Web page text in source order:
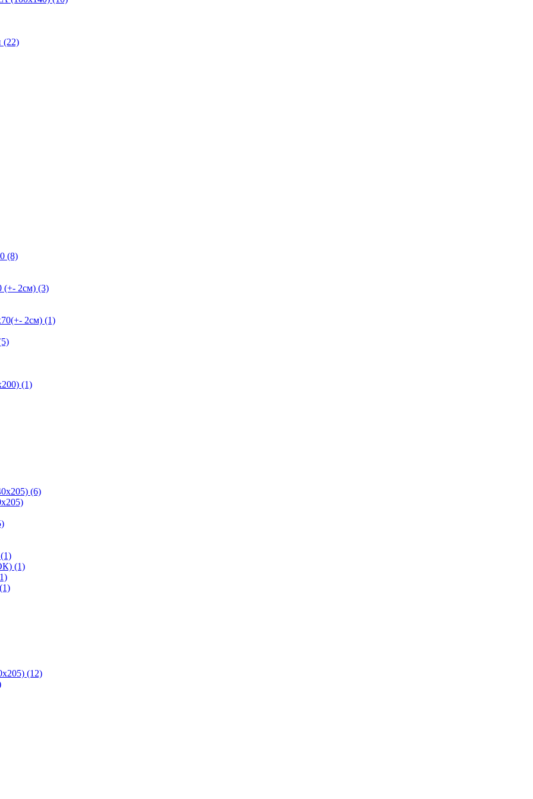
(8)
2см) (3)
2см) (1)
(1)
(6)
(1)
(12)